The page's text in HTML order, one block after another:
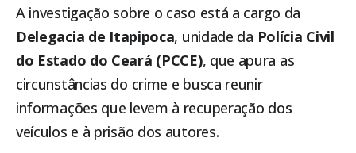
A investigação sobre o caso está a cargo da
Delegacia de Itapipoca, unidade da Polícia Civil
do Estado do Ceará (PCCE), que apura as
circunstâncias do crime e busca reunir
informações que levem à recuperação dos
veículos e à prisão dos autores.